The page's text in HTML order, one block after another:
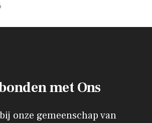
met Ons
onze gemeenschap van